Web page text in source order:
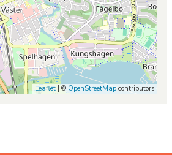
Leaflet| © OpenStreetMap contributors